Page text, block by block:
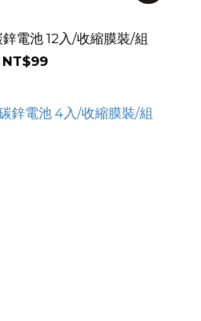
電池 12入/收縮膜裝/組
NT$99